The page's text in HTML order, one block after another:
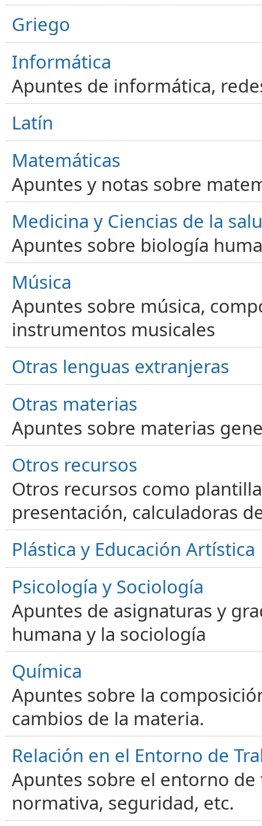
Griego
Informática
Apuntes de informática,
Latín
Matemáticas
Apuntes y notas sobre
Medicina y Ciencias de la
Apuntes sobre biología
Música
Apuntes sobre música,
instrumentos musicales
Otras lenguas extranjeras
Otras materias
Apuntes sobre materias
Otros recursos
Otros recursos como
presentación, calculadoras
Plástica y Educación Artística
Psicología y Sociología
Apuntes de asignaturas y
humana y la sociología
Química
Apuntes sobre la
cambios de la materia.
Relación en el Entorno de
Apuntes sobre el entorno
normativa, seguridad, etc.